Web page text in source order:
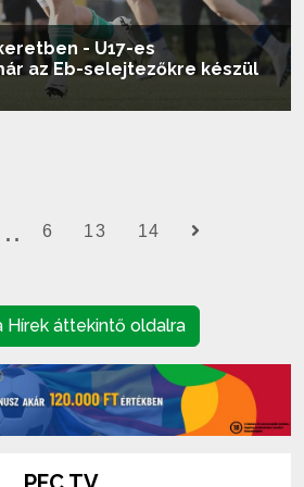
- U17-es
az Eb-selejtezőkre készül
6 13 14
Hírek áttekintő oldalra